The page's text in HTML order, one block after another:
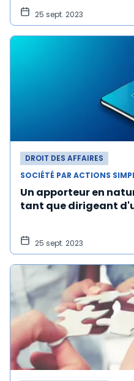
25 sept. 2023
DROIT DES AFFAIRES
SOCIÉTÉ PAR ACTIONS
Un apporteur en
tant que dirigeant
25 sept. 2023